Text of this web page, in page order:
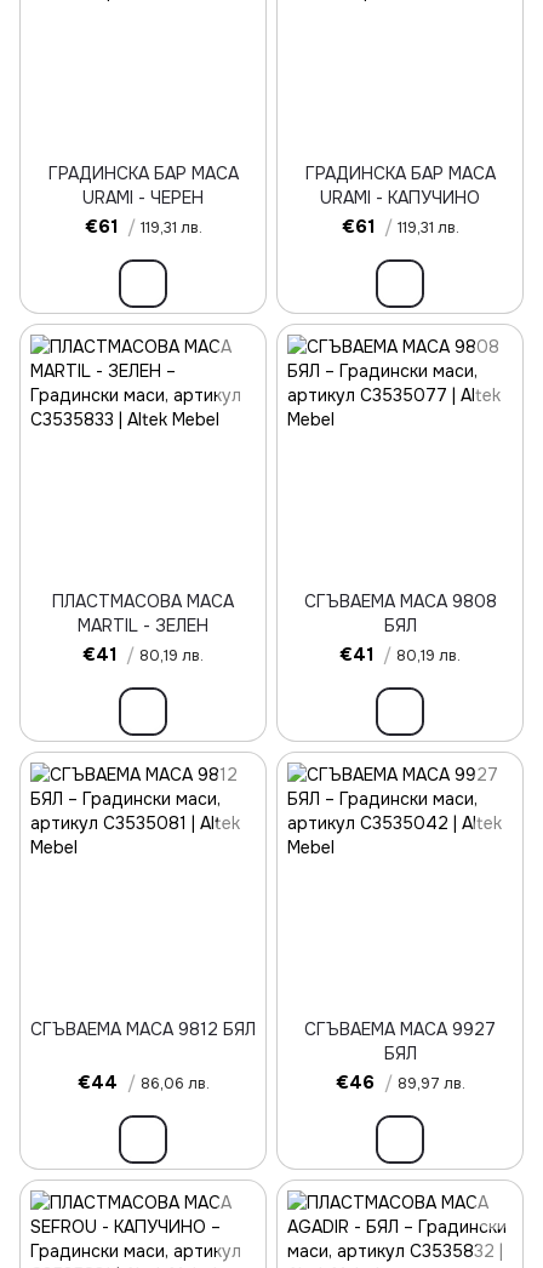
ГРАДИНСКА БАР МАСА
URAMI - ЧЕРЕН
€61 / 119,31 лв.
ГРАДИНСКА БАР МАСА
URAMI - КАПУЧИНО
€61 / 119,31 лв.
ПЛАСТМАСОВА МАСА
MARTIL - ЗЕЛЕН
€41 / 80,19 лв.
СГЪВАЕМА МАСА 9808
БЯЛ
€41 / 80,19 лв.
СГЪВАЕМА МАСА 9812 БЯЛ
€44 / 86,06 лв.
СГЪВАЕМА МАСА 9927
БЯЛ
€46 / 89,97 лв.